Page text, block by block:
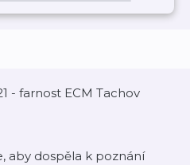
- farnost ECM Tachov
aby dospěla k poznání